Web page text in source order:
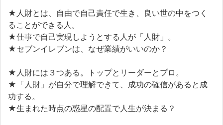
★人財とは、自由で自己責任で生き、良い世の中をつく
ることができる人。
★仕事で自己実現しようとする人が「人財」。
★セブンイレブンは、なぜ業績がいいのか？
★人財には３つある。トップとリーダーとプロ。
★「人財」が自分で理解できて、成功の確信があると成
功する。
★生まれた時点の惑星の配置で人生が決まる？